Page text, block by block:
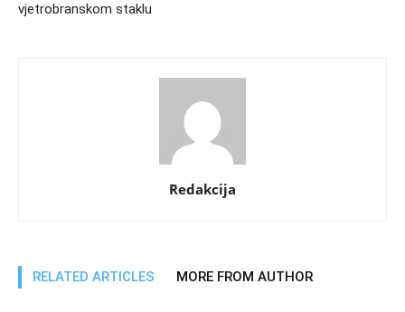
vjetrobranskom staklu
Redakcija
RELATED ARTICLES MORE FROM AUTHOR